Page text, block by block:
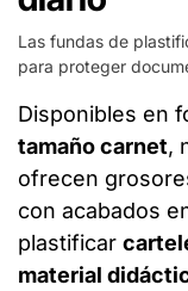
Las fundas de
para proteger
Disponibles en
tamaño carnet,
ofrecen
con acabados
plastificar
material